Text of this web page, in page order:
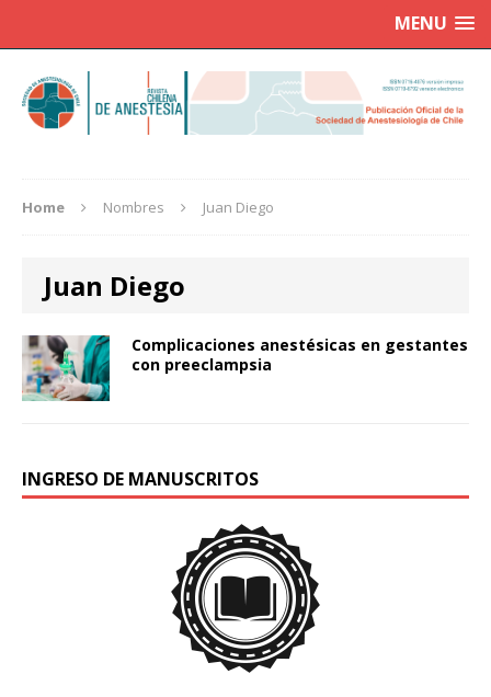
MENU
Home Nombres Juan Diego
Juan Diego
Complicaciones anestésicas en gestantes
con preeclampsia
INGRESO DE MANUSCRITOS